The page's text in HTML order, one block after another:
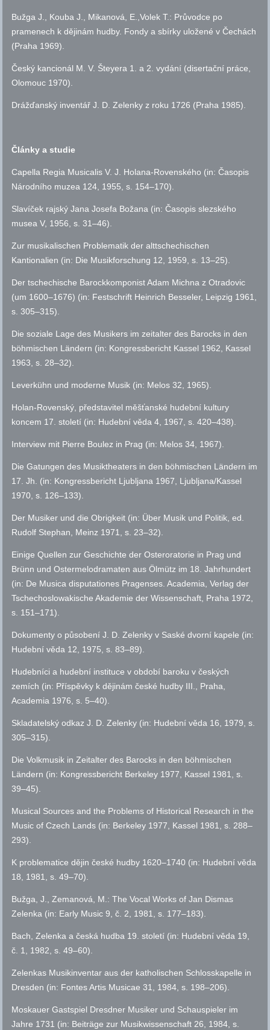
Bužga J., Kouba J., Mikanová, E.,Volek T.: Průvodce po
pramenech k dějinám hudby. Fondy a sbírky uložené v Čechách
(Praha 1969).
Český kancionál M. V. Šteyera 1. a 2. vydání (disertační práce,
Olomouc 1970).
Drážďanský inventář J. D. Zelenky z roku 1726 (Praha 1985).
Články a studie
Capella Regia Musicalis V. J. Holana-Rovenského (in: Časopis
Národního muzea 124, 1955, s. 154–170).
Slavíček rajský Jana Josefa Božana (in: Časopis slezského
musea V, 1956, s. 31–46).
Zur musikalischen Problematik der alttschechischen
Kantionalien (in: Die Musikforschung 12, 1959, s. 13–25).
Der tschechische Barockkomponist Adam Michna z Otradovic
(um 1600–1676) (in: Festschrift Heinrich Besseler, Leipzig 1961,
s. 305–315).
Die soziale Lage des Musikers im zeitalter des Barocks in den
böhmischen Ländern (in: Kongressbericht Kassel 1962, Kassel
1963, s. 28–32).
Leverkühn und moderne Musik (in: Melos 32, 1965).
Holan-Rovenský, představitel měšťanské hudební kultury
koncem 17. století (in: Hudební věda 4, 1967, s. 420–438).
Interview mit Pierre Boulez in Prag (in: Melos 34, 1967).
Die Gatungen des Musiktheaters in den böhmischen Ländern im
17. Jh. (in: Kongressbericht Ljubljana 1967, Ljubljana/Kassel
1970, s. 126–133).
Der Musiker und die Obrigkeit (in: Über Musik und Politik,ed.
Rudolf Stephan, Meinz 1971, s. 23–32).
Einige Quellen zur Geschichte der Osteroratorie in Prag und
Brünn und Ostermelodramaten aus Ölmütz im 18. Jahrhundert
(in: De Musica disputationes Pragenses. Academia, Verlag der
Tschechoslowakische Akademie der Wissenschaft, Praha 1972,
s. 151–171).
Dokumenty o působení J. D. Zelenky v Saské dvorní kapele (in:
Hudební věda 12, 1975, s. 83–89).
Hudebníci a hudební instituce v období baroku v českých
zemích (in: Příspěvky k dějinám české hudby III., Praha,
Academia 1976, s. 5–40).
Skladatelský odkaz J. D. Zelenky (in: Hudební věda 16, 1979, s.
305–315).
Die Volkmusik in Zeitalter des Barocks in den böhmischen
Ländern (in: Kongressbericht Berkeley 1977, Kassel 1981, s.
39–45).
Musical Sources and the Problems of Historical Research in the
Music of Czech Lands (in: Berkeley 1977, Kassel 1981, s. 288–
293).
K problematice dějin české hudby 1620–1740 (in: Hudební věda
18, 1981, s. 49–70).
Bužga, J., Zemanová, M.: The Vocal Works of Jan Dismas
Zelenka (in: Early Music 9,č. 2, 1981, s. 177–183).
Bach, Zelenka a česká hudba 19. století (in: Hudební věda 19,
č. 1, 1982, s. 49–60).
Zelenkas Musikinventar aus der katholischen Schlosskapelle in
Dresden (in: Fontes Artis Musicae 31, 1984, s. 198–206).
Moskauer Gastspiel Dresdner Musiker und Schauspieler im
Jahre 1731 (in: Beiträge zur Musikwissenschaft 26, 1984, s.